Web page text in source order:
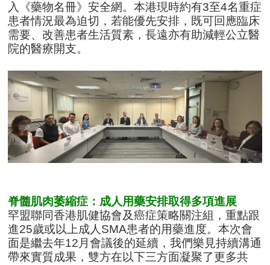
入《藥物名冊》安全網。本港現時約有3至4名重症
患者情況最為迫切，若能優先安排，既可回應臨床
需要、改善患者生活質素，長遠亦有助減輕公立醫
院的醫療開支。
脊髓肌肉萎縮症：成人用藥安排取得多項進展
罕盟聯同香港肌健協會及癌症策略關注組，重點跟
進25歲或以上成人SMA患者的用藥進度。本次會
面是繼去年12月會議後的延續，我們樂見持續溝通
帶來實質成果，雙方在以下三方面凝聚了更多共